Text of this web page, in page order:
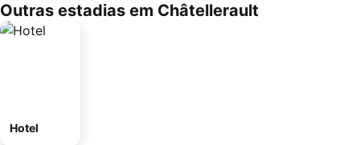
Outras estadias em Châtellerault
Hotel